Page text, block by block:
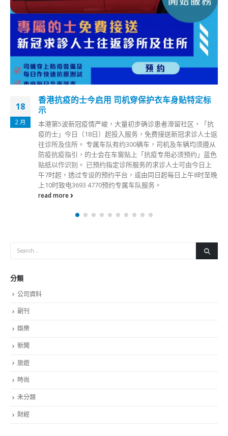
18
2 月
香港抗疫的士今启用 司机穿保护衣车身贴特定标
示
本港第5波新冠疫情严峻，大量初步确诊患者滞留社区，「抗
疫的士」今日（18日）起投入服务，免费接送新冠求诊人士返
往诊所及住所。 专属车队有约300辆车，司机及车辆均须遵从
防疫抗疫指引，的士会在车窗贴上「抗疫专用必须预约」蓝色
贴纸以作识别。 已预约指定诊所服务的求诊人士可由今日上
午7时起，透过专设的预约平台，或由同日起每日上午8时至晚
上10时致电3693 4770预约专属车队服务。
read more
分類
公司資料
副刊
娛樂
新聞
旅遊
時尚
未分類
財經